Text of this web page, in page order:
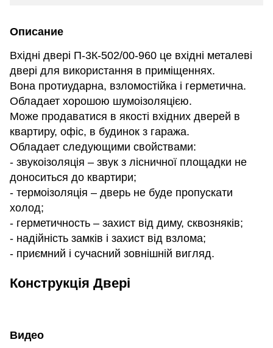
Описание
Вхідні двері П-3К-502/00-960 це вхідні металеві
двері для використання в приміщеннях.
Вона протиударна, взломостійка і герметична.
Обладает хорошою шумоізоляцією.
Може продаватися в якості вхідних дверей в
квартиру, офіс, в будинок з гаража.
Обладает следующими свойствами:
- звукоізоляція – звук з лісничної площадки не
доноситься до квартири;
- термоізоляція – дверь не буде пропускати
холод;
- герметичность – захист від диму, сквозняків;
- надійність замків і захист від взлома;
- приємний і сучасний зовнішній вигляд.
Конструкція Двері
Видео